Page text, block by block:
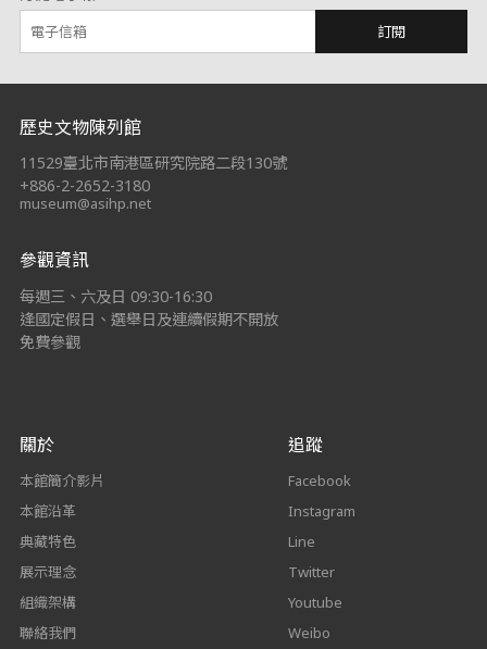
訂閱
:::
歷史文物陳列館
11529臺北市南港區研究院路二段130號
+886-2-2652-3180
museum@asihp.net
參觀資訊
每週三、六及日 09:30-16:30
逢國定假日、選舉日及連續假期不開放
免費參觀
關於
本館簡介影片
本館沿革
典藏特色
展示理念
組織架構
聯絡我們
追蹤
Facebook
Instagram
Line
Twitter
Youtube
Weibo